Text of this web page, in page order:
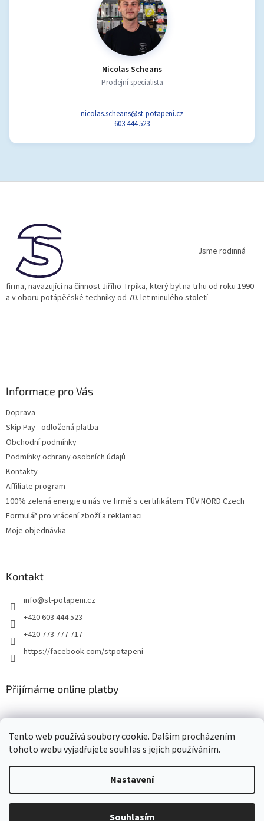
Tento web používá soubory cookie. Dalším procházením
tohoto webu vyjadřujete souhlas s jejich používáním.
Nastavení
Souhlasím
Nicolas Scheans
Prodejní specialista
nicolas.scheans@st-potapeni.cz
603 444 523
Jsme rodinná
firma, navazující na činnost Jiřího Trpíka, který byl na trhu od roku 1990
a v oboru potápěčské techniky od 70. let minulého století
Informace pro Vás
Doprava
Skip Pay - odložená platba
Obchodní podmínky
Podmínky ochrany osobních údajů
Kontakty
Affiliate program
100% zelená energie u nás ve firmě s certifikátem TÜV NORD Czech
Formulář pro vrácení zboží a reklamaci
Moje objednávka
Kontakt
info@st-potapeni.cz
+420 603 444 523
+420 773 777 717
https://facebook.com/stpotapeni
Přijímáme online platby
Copyright 2026ST-potapeni.cz. Všechna práva vyhrazena.Upravit
nastavení cookies